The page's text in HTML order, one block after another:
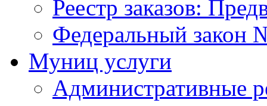
Реестр заказов:
Федеральный закон
Муниц услуги
Административные